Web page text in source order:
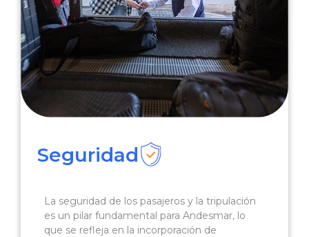
Seguridad
La seguridad de los pasajeros y la tripulación
es un pilar fundamental para Andesmar, lo
que se refleja en la incorporación de